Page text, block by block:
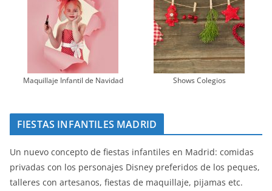
Maquillaje Infantil de Navidad Shows Colegios
FIESTAS INFANTILES MADRID
Un nuevo concepto de fiestas infantiles en Madrid: comidas
privadas con los personajes Disney preferidos de los peques,
talleres con artesanos, fiestas de maquillaje, pijamas etc.